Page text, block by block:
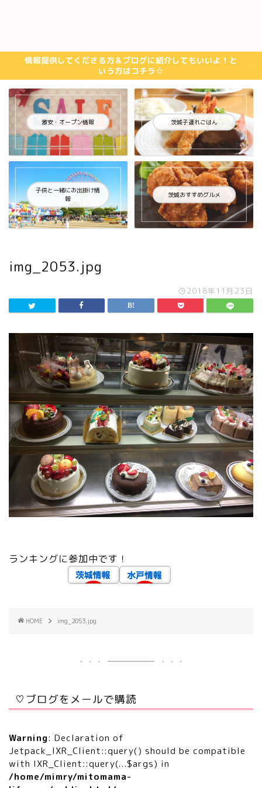
情報提供してくださる方＆ブログに紹介してもいいよ！と
いう方はコチラ☆
激安・オープン情報 茨城子連れごはん
子供と一緒にお出掛け情
報
茨城おすすめグルメ
img_2053.jpg
2018年11月23日
ランキングに参加中です！
HOME img_2053.jpg
♡ブログをメールで購読
Warning: Declaration of
Jetpack_IXR_Client::query() should be compatible
with IXR_Client::query(...$args) in
/home/mimry/mitomama-